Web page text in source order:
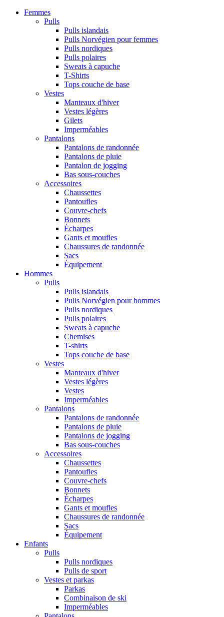
Femmes
Pulls
Pulls islandais
Pulls Norvégien pour femmes
Pulls nordiques
Pulls polaires
Sweats à capuche
T-Shirts
Tops couche de base
Vestes
Manteaux d'hiver
Vestes légères
Gilets
Imperméables
Pantalons
Pantalons de randonnée
Pantalons de pluie
Pantalon de jogging
Bas sous-couches
Accessoires
Chaussettes
Pantoufles
Couvre-chefs
Bonnets
Écharpes
Gants et moufles
Chaussures de randonnée
Sacs
Équipement
Hommes
Pulls
Pulls islandais
Pulls Norvégien pour hommes
Pulls nordiques
Pulls polaires
Sweats à capuche
Chemises
T-shirts
Tops couche de base
Vestes
Manteaux d'hiver
Vestes légères
Vestes
Imperméables
Pantalons
Pantalons de randonnée
Pantalons de pluie
Pantalons de jogging
Bas sous-couches
Accessoires
Chaussettes
Pantoufles
Couvre-chefs
Bonnets
Écharpes
Gants et moufles
Chaussures de randonnée
Sacs
Équipement
Enfants
Pulls
Pulls nordiques
Pulls de sport
Vestes et parkas
Parkas
Combinaison de ski
Imperméables